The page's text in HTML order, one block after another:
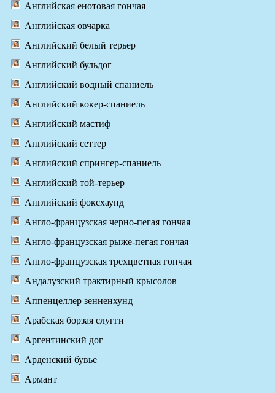
Английская енотовая гончая
Английская овчарка
Английский белый терьер
Английский бульдог
Английский водный спаниель
Английский кокер-спаниель
Английский мастиф
Английский сеттер
Английский спрингер-спаниель
Английский той-терьер
Английский фоксхаунд
Англо-французская черно-пегая гончая
Англо-французская рыже-пегая гончая
Англо-французская трехцветная гончая
Андалузский трактирный крысолов
Аппенцеллер зенненхунд
Арабская борзая слугги
Аргентинский дог
Арденский бувье
Армант